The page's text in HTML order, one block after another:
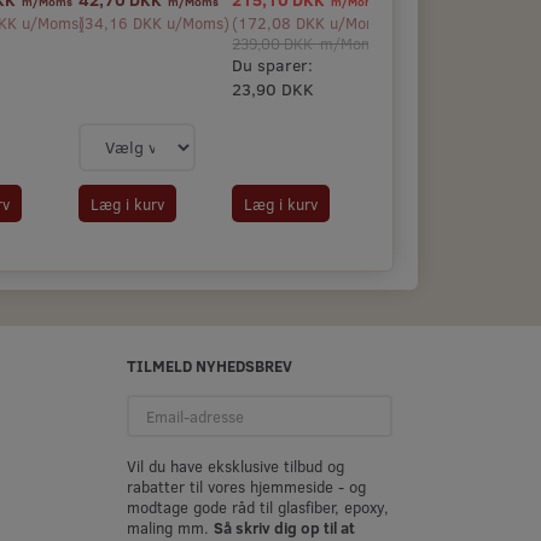
u/Moms)
(34,16 DKK u/Moms)
Læg i kurv
(172,08 DKK u/Moms
239,00 DKKm/Moms
Du sparer:
23,90 DKK
Læg i kurv
TILMELD NYHEDSBREV
adresse
Vil du have eksklusive tilbud og
rabatter til vores hjemmeside - og
modtage gode råd til glasfiber, epoxy,
maling mm. Så skriv dig op til at